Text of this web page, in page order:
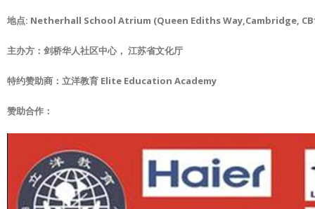
地点: Netherhall School Atrium (Queen Ediths Way,Cambridge,
主办方：剑桥华人社区中心， 江苏省文化厅
特约赞助商：立洋教育 Elite Education Academy
赞助合作：